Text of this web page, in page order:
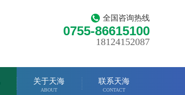
全国咨询热线
0755-86615100
18124152087
关于天海
ABOUT
联系天海
CONTACT